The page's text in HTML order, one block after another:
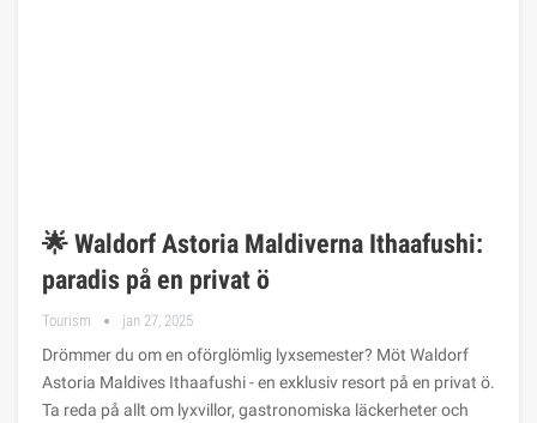
🌟 Waldorf Astoria Maldiverna Ithaafushi:
paradis på en privat ö
Tourism jan 27, 2025
Drömmer du om en oförglömlig lyxsemester? Möt Waldorf
Astoria Maldives Ithaafushi - en exklusiv resort på en privat ö.
Ta reda på allt om lyxvillor, gastronomiska läckerheter och